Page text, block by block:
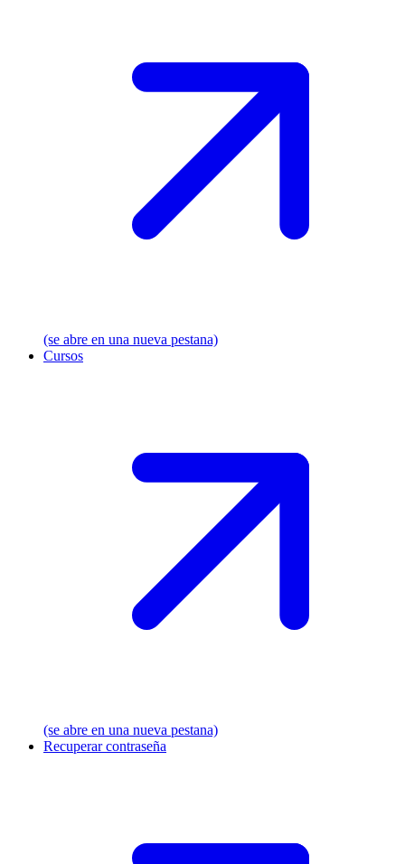
(se abre en una nueva pestana)
Cursos
(se abre en una nueva pestana)
Recuperar contraseña